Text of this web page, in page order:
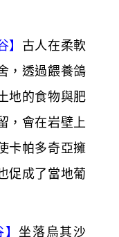
】 古人在柔軟
，透過餵養鴿
地的食物與肥
，會在岩壁上
卡帕多奇亞擁
促成了當地葡
】坐落烏其沙